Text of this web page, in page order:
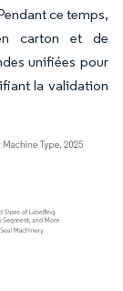
ce temps,
carton et de
unifiées pour
la validation